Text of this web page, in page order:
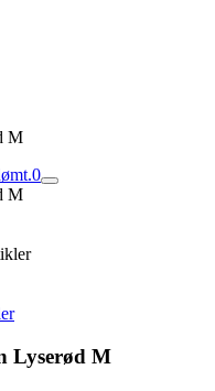
M
0
M
Lyserød M